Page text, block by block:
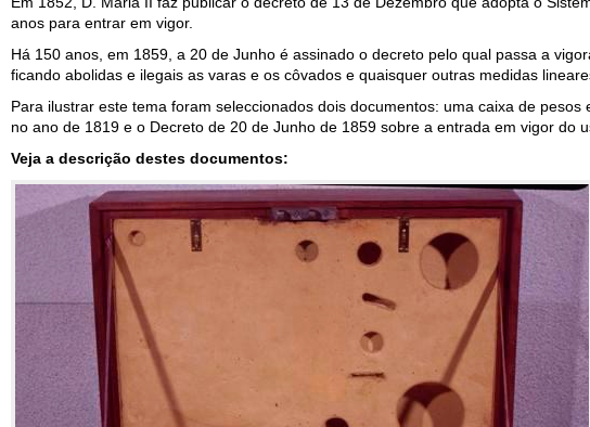
anos para entrar em vigor.
Há 150 anos, em 1859, a 20 de Junho é assinado o decreto pelo qual passa a
ficando abolidas e ilegais as varas e os côvados e quaisquer outras medidas
Para ilustrar este tema foram seleccionados dois documentos: uma caixa de
no ano de 1819 e o Decreto de 20 de Junho de 1859 sobre a entrada em vigor do
Veja a descrição destes documentos: